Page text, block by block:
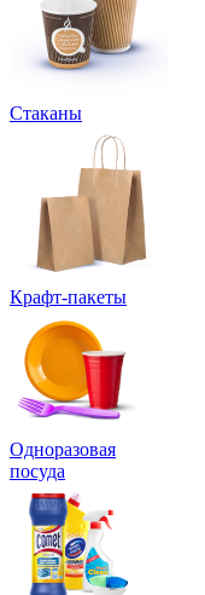
Стаканы
Крафт-пакеты
Одноразовая
посуда